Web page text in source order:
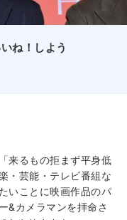
ね！しよう
来るもの拒まず平身低
・芸能・テレビ番組な
いことに映画作品のパ
&カメラマンを拝命さ